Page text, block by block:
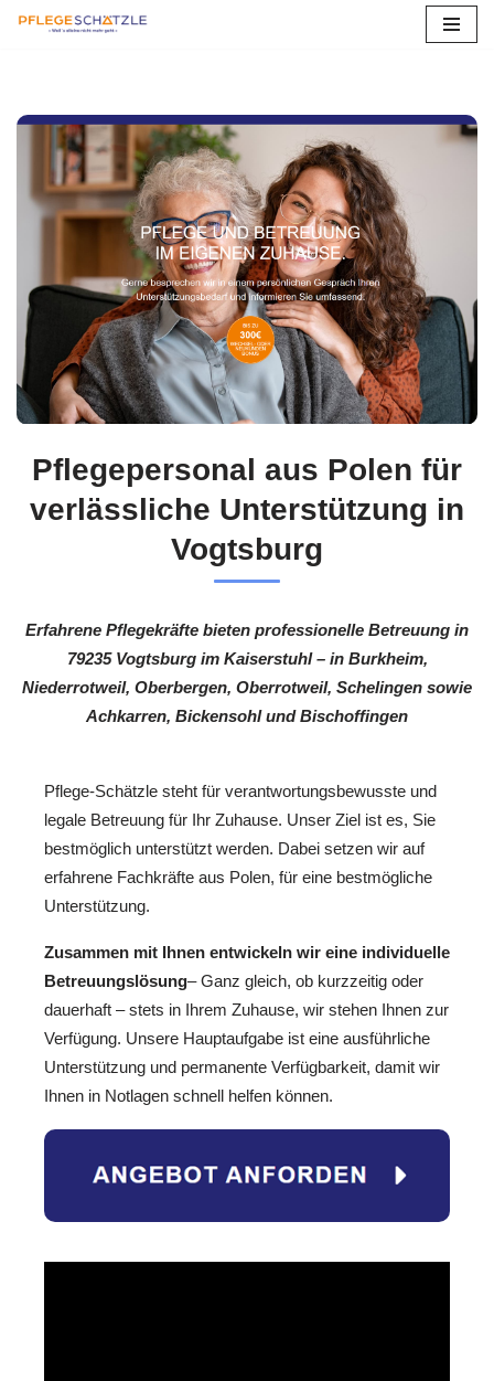
springen
Pflegepersonal aus Polen für
verlässliche Unterstützung in
Vogtsburg
Erfahrene Pflegekräfte bieten professionelle Betreuung in
79235 Vogtsburg im Kaiserstuhl – in Burkheim,
Niederrotweil, Oberbergen, Oberrotweil, Schelingen sowie
Achkarren, Bickensohl und Bischoffingen
Pflege-Schätzle steht für verantwortungsbewusste und
legale Betreuung für Ihr Zuhause. Unser Ziel ist es, Sie
bestmöglich unterstützt werden. Dabei setzen wir auf
erfahrene Fachkräfte aus Polen, für eine bestmögliche
Unterstützung.
Zusammen mit Ihnen entwickeln wir eine individuelle
Betreuungslösung– Ganz gleich, ob kurzzeitig oder
dauerhaft – stets in Ihrem Zuhause, wir stehen Ihnen zur
Verfügung. Unsere Hauptaufgabe ist eine ausführliche
Unterstützung und permanente Verfügbarkeit, damit wir
Ihnen in Notlagen schnell helfen können.